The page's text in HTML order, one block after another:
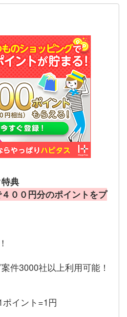
典
００円分のポイントをプ
件3000社以上利用可能！
イント=1円